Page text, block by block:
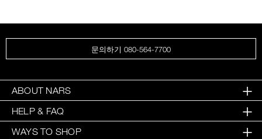
문의하기 080-564-7700
ABOUT NARS
HELP & FAQ
WAYS TO SHOP